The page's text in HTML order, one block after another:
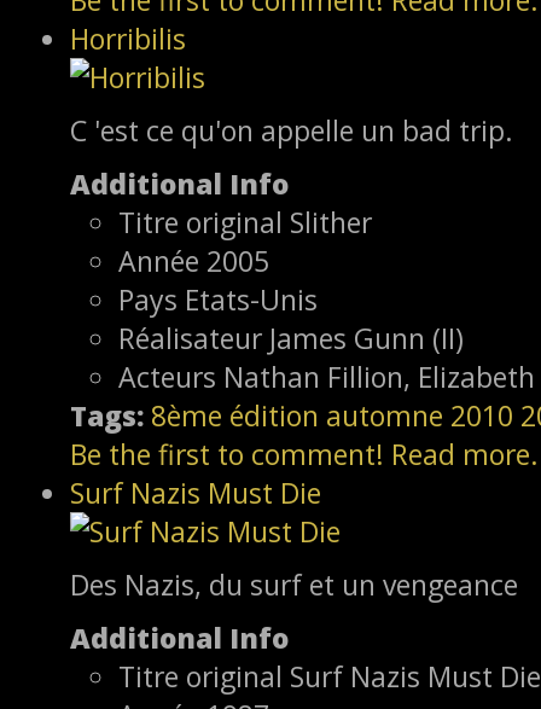
Horribilis
C 'est ce qu'on appelle un bad trip.
Additional Info
Titre original Slither
Année 2005
Pays Etats-Unis
Réalisateur James Gunn (II)
Acteurs Nathan Fillion,
Tags: 8ème édition automne 2010
Be the first to comment! Read
Surf Nazis Must Die
Des Nazis, du surf et un vengeance
Additional Info
Titre original Surf Nazis Must